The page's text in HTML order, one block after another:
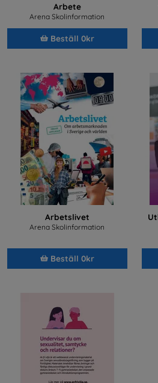
Arbete
Arena Skolinformation
Beställ 0kr
Arbetslivet
Arena Skolinformation
Beställ 0kr